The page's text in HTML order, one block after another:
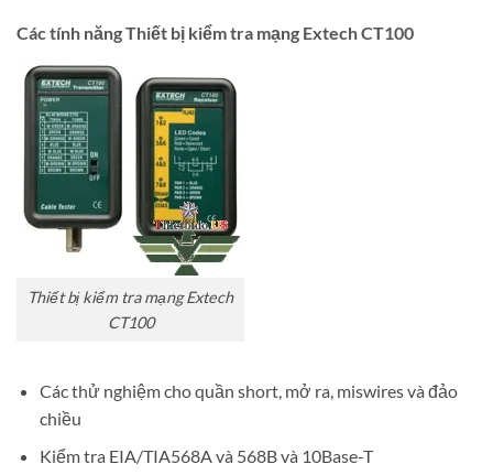
Các tính năng Thiết bị kiểm tra mạng Extech CT100
Thiết bị kiểm tra mạng Extech
CT100
Các thử nghiệm cho quần short, mở ra, miswires và đảo
chiều
Kiểm tra EIA/TIA568A và 568B và 10Base-T